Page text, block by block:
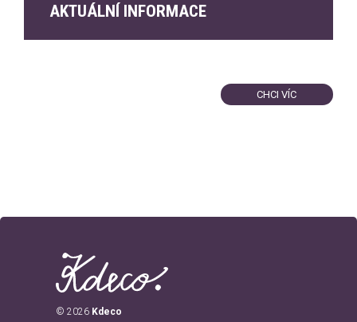
AKTUÁLNÍ INFORMACE
CHCI VÍC
© 2026 Kdeco